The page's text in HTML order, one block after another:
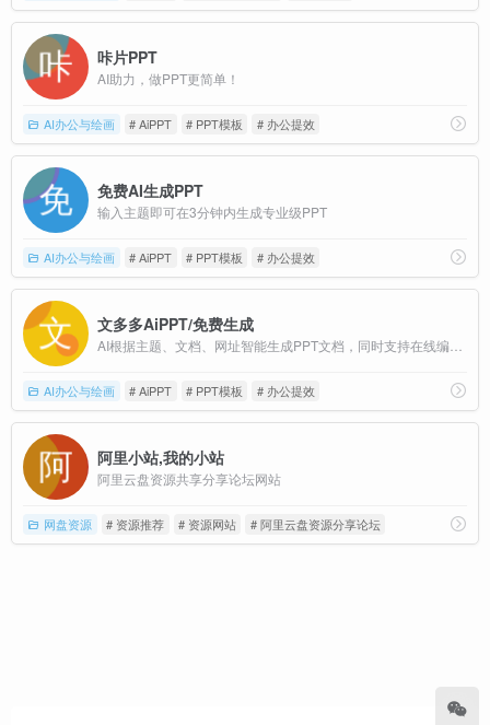
咔片PPT
AI助力，做PPT更简单！
AI办公与绘画 # AiPPT # PPT模板 # 办公提效
免费AI生成PPT
输入主题即可在3分钟内生成专业级PPT
AI办公与绘画 # AiPPT # PPT模板 # 办公提效
文多多AiPPT/免费生成
AI办公与绘画 # AiPPT # PPT模板 # 办公提效
阿里小站,我的小站
阿里云盘资源共享分享论坛网站
网盘资源 # 资源推荐 # 资源网站 # 阿里云盘资源分享论坛